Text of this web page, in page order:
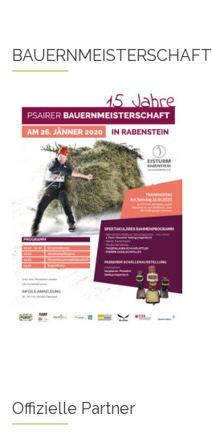
BAUERNMEISTERSCHAFT
Offizielle Partner